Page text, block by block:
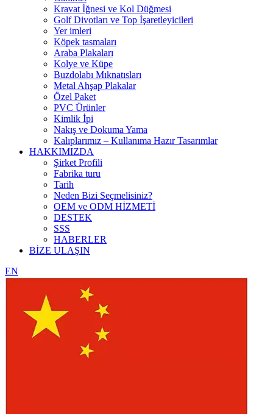
Kravat İğnesi ve Kol Düğmesi
Golf Divotları ve Top İşaretleyicileri
Yer imleri
Köpek tasmaları
Araba Plakaları
Kolye ve Küpe
Buzdolabı Mıknatısları
Metal Ahşap Plakalar
Özel Paket
PVC Ürünler
Kimlik İpi
Nakış ve Dokuma Yama
Kalıplarımız – Kullanıma Hazır Tasarımlar
HAKKIMIZDA
Şirket Profili
Fabrika turu
Tarih
Neden Bizi Seçmelisiniz?
OEM ve ODM HİZMETİ
DESTEK
SSS
HABERLER
BİZE ULAŞIN
EN